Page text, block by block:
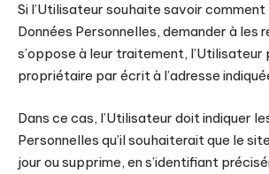
Si l’Utilisateur souhaite savoir
Données Personnelles, demander à les
s’oppose à leur traitement,
propriétaire par écrit à l’adresse
Dans ce cas, l’Utilisateur doit indiquer
Personnelles qu’il souhaiterait que le
jour ou supprime, en s’identifiant